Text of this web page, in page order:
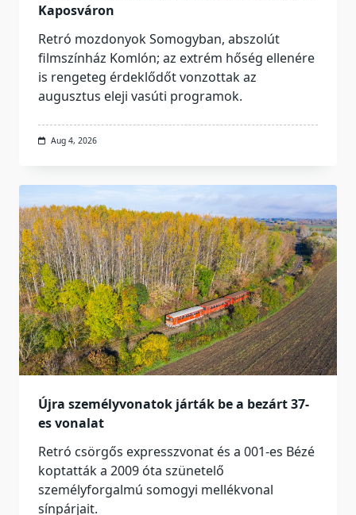
Kaposváron
Retró mozdonyok Somogyban, abszolút
filmszínház Komlón; az extrém hőség ellenére
is rengeteg érdeklődőt vonzottak az
augusztus eleji vasúti programok.
Aug 4, 2026
Újra személyvonatok járták be a bezárt 37-
es vonalat
Retró csörgős expresszvonat és a 001-es Bézé
koptatták a 2009 óta szünetelő
személyforgalmú somogyi mellékvonal
sínpárjait.